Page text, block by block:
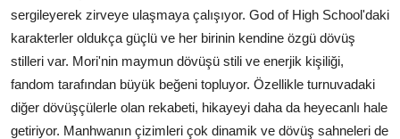
sergileyerek zirveye ulaşmaya çalışıyor. God of High School'daki
karakterler oldukça güçlü ve her birinin kendine özgü dövüş
stilleri var. Mori'nin maymun dövüşü stili ve enerjik kişiliği,
fandom tarafından büyük beğeni topluyor. Özellikle turnuvadaki
diğer dövüşçülerle olan rekabeti, hikayeyi daha da heyecanlı hale
getiriyor. Manhwanın çizimleri çok dinamik ve dövüş sahneleri de